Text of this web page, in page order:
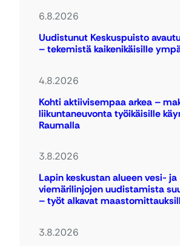
6.8.2026
Uudistunut Keskuspuisto
– tekemistä kaikenikäisille
4.8.2026
Kohti aktiivisempaa arkea –
liikuntaneuvonta työikäisille
Raumalla
3.8.2026
Lapin keskustan alueen vesi- ja
viemärilinjojen uudistamista
– työt alkavat
3.8.2026